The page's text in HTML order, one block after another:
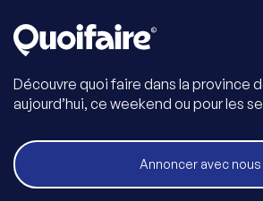
Découvre quoi faire dans la province
aujourd’hui, ce weekend ou pour les
Annoncer avec nous